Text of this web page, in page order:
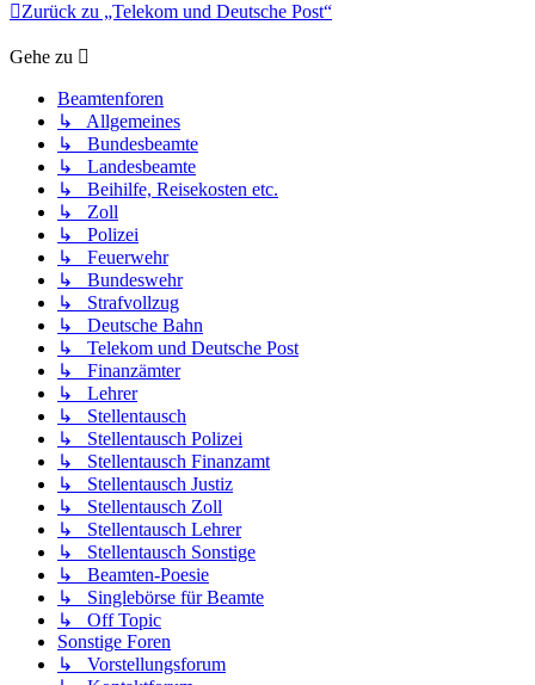
Zurück zu „Telekom und Deutsche Post“
Gehe zu
Beamtenforen
↳ Allgemeines
↳ Bundesbeamte
↳ Landesbeamte
↳ Beihilfe, Reisekosten etc.
↳ Zoll
↳ Polizei
↳ Feuerwehr
↳ Bundeswehr
↳ Strafvollzug
↳ Deutsche Bahn
↳ Telekom und Deutsche Post
↳ Finanzämter
↳ Lehrer
↳ Stellentausch
↳ Stellentausch Polizei
↳ Stellentausch Finanzamt
↳ Stellentausch Justiz
↳ Stellentausch Zoll
↳ Stellentausch Lehrer
↳ Stellentausch Sonstige
↳ Beamten-Poesie
↳ Singlebörse für Beamte
↳ Off Topic
Sonstige Foren
↳ Vorstellungsforum